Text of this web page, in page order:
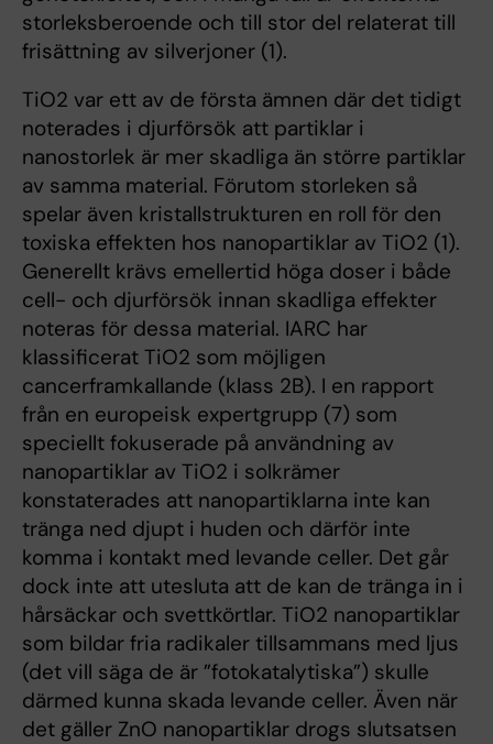
storleksberoende och till stor del relaterat till
frisättning av silverjoner (1).
TiO2 var ett av de första ämnen där det tidigt
noterades i djurförsök att partiklar i
nanostorlek är mer skadliga än större partiklar
av samma material. Förutom storleken så
spelar även kristallstrukturen en roll för den
toxiska effekten hos nanopartiklar av TiO2 (1).
Generellt krävs emellertid höga doser i både
cell- och djurförsök innan skadliga effekter
noteras för dessa material. IARC har
klassificerat TiO2 som möjligen
cancerframkallande (klass 2B). I en rapport
från en europeisk expertgrupp (7) som
speciellt fokuserade på användning av
nanopartiklar av TiO2 i solkrämer
konstaterades att nanopartiklarna inte kan
tränga ned djupt i huden och därför inte
komma i kontakt med levande celler. Det går
dock inte att utesluta att de kan de tränga in i
hårsäckar och svettkörtlar. TiO2 nanopartiklar
som bildar fria radikaler tillsammans med ljus
(det vill säga de är ”fotokatalytiska”) skulle
därmed kunna skada levande celler. Även när
det gäller ZnO nanopartiklar drogs slutsatsen